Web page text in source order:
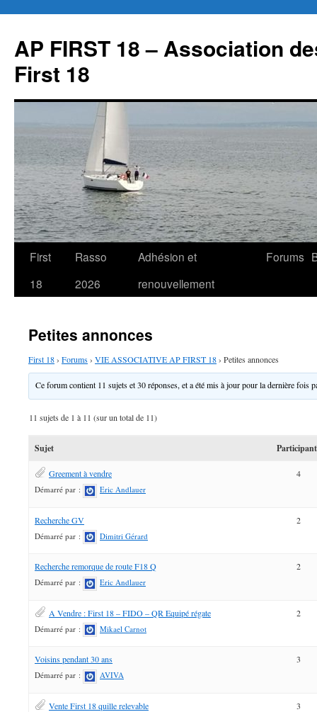
contenu
AP FIRST 18 – Association
First 18
First
18
Rasso
2026
Adhésion et
renouvellement
Forums
Petites annonces
First 18› Forums› VIE ASSOCIATIVE AP FIRST 18› Petites annonces
Ce forum contient 11 sujets et 30 réponses, et a été mis à jour pour la dernière fois
11 sujets de 1 à 11 (sur un total de 11)
Sujet
Greement à vendre
Démarré par : Eric Andlauer
4
Recherche GV
Démarré par : Dimitri Gérard
2
Recherche remorque de route F18 Q
Démarré par : Eric Andlauer
2
A Vendre : First 18 – FIDO – QR Equipé régate
Démarré par : Mikael Carnot
2
Voisins pendant 30 ans
Démarré par : AVIVA
3
Vente First 18 quille relevable 3